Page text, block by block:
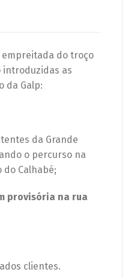
empreitada do troço
introduzidas as
da Galp:
da Grande
o percurso na
Calhabé;
provisória na rua
clientes.